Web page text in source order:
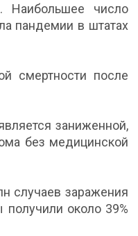
Наибольшее число
пандемии в штатах
смертности после
заниженной,
без медицинской
случаев заражения
около 39%